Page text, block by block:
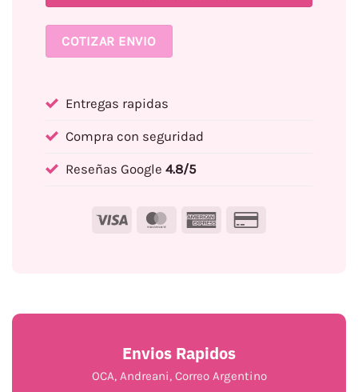
COTIZAR ENVIO
Entregas rapidas
Compra con seguridad
Reseñas Google 4.8/5
Visa MasterCardAmerican
Envios Rapidos
OCA, Andreani, Correo Argentino